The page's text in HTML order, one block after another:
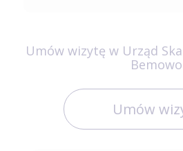
Umów wizytę w Urząd
Bemowo
Umów